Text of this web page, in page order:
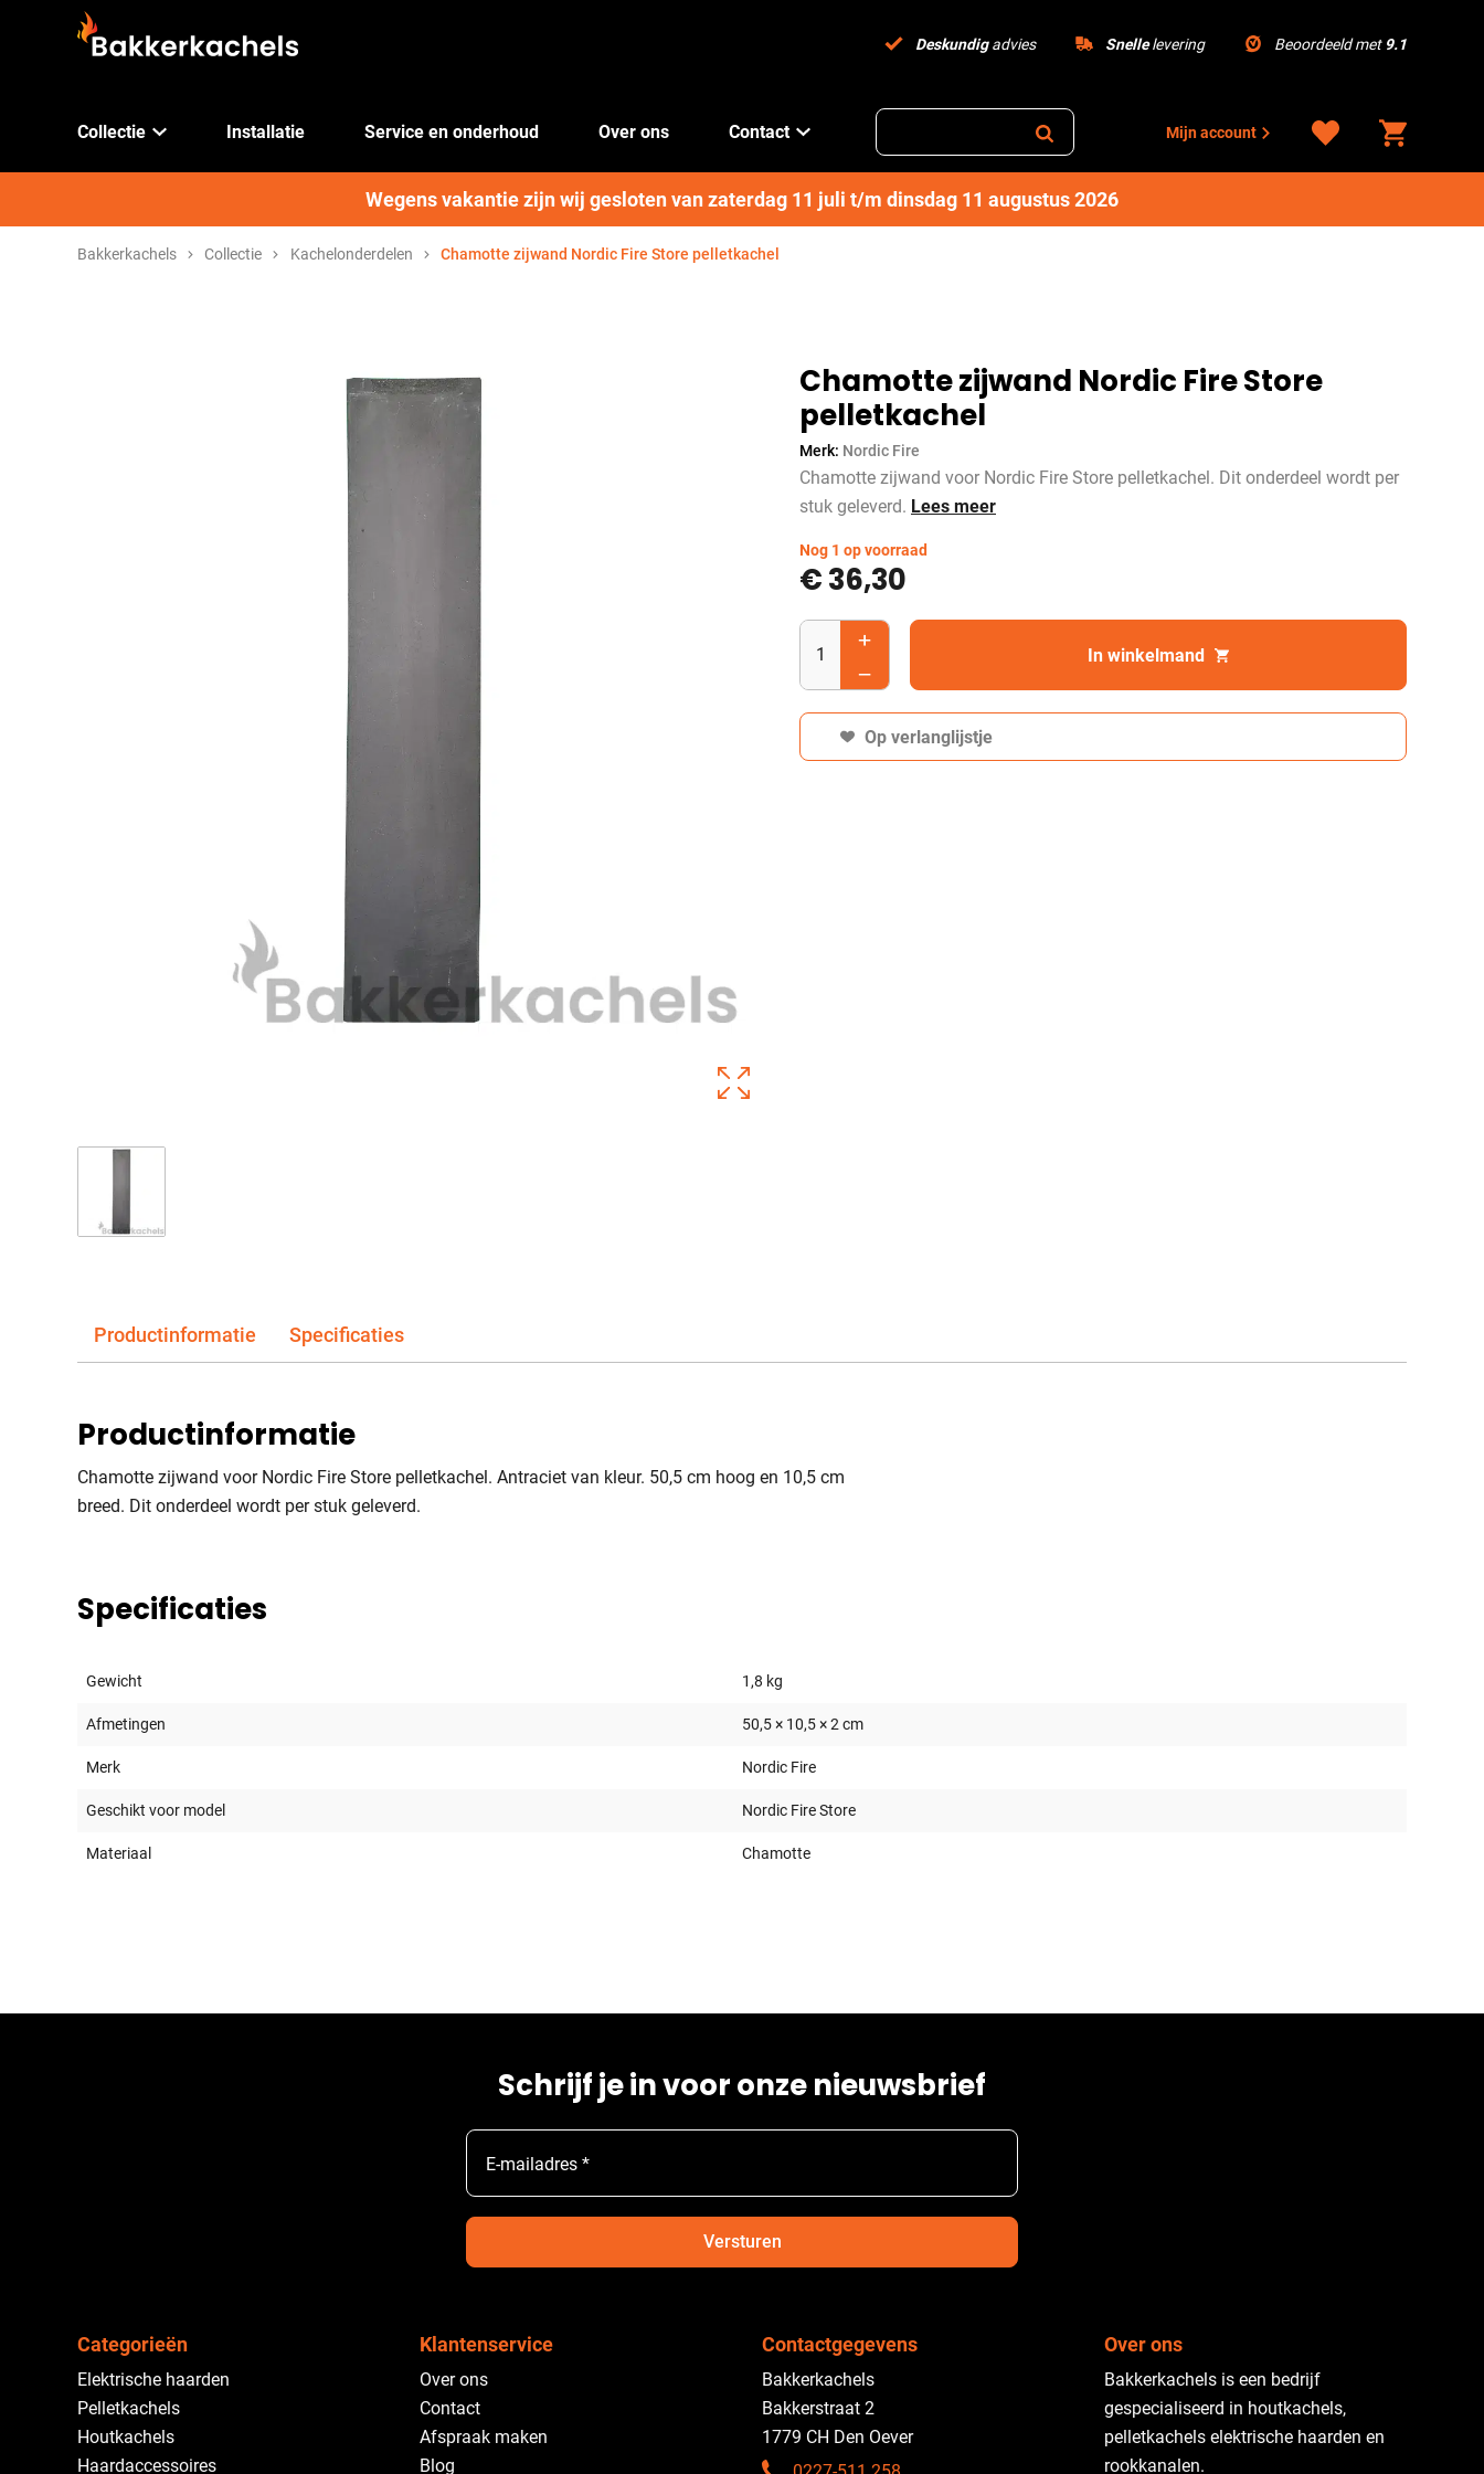
Deskundigadvies Snellelevering Beoordeeld met 9.1
Collectie Installatie Service en onderhoud Over ons Contact Mijn account
Wegens vakantie zijn wij gesloten van zaterdag 11 juli t/m dinsdag 11 augustus 2026
Bakkerkachels Collectie Kachelonderdelen Chamotte zijwand Nordic Fire Store pelletkachel
Chamotte zijwand Nordic Fire Store
pelletkachel
Merk: Nordic Fire
Chamotte zijwand voor Nordic Fire Store pelletkachel. Dit onderdeel wordt per
stuk geleverd. Lees meer
Nog 1 op voorraad
€36,30
In winkelmand
Op verlanglijstje
Productinformatie Specificaties
Productinformatie
Chamotte zijwand voor Nordic Fire Store pelletkachel. Antraciet van kleur. 50,5 cm hoog en 10,5 cm
breed. Dit onderdeel wordt per stuk geleverd.
Specificaties
Gewicht 1,8 kg
Afmetingen 50,5 × 10,5 × 2 cm
Merk Nordic Fire
Geschikt voor model Nordic Fire Store
Materiaal Chamotte
Schrijf je in voor onze nieuwsbrief
E-mailadres *
Versturen
Categorieën
Elektrische haarden
Pelletkachels
Houtkachels
Haardaccessoires
Klantenservice
Over ons
Contact
Afspraak maken
Blog
Contactgegevens
Bakkerkachels
Bakkerstraat 2
1779 CH Den Oever
Over ons
Bakkerkachels is een bedrijf
gespecialiseerd in houtkachels,
pelletkachels elektrische haarden en
rookkanalen.